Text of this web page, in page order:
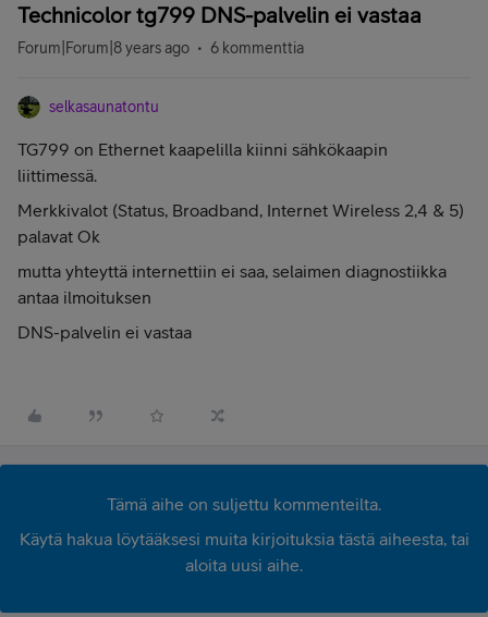
Technicolor tg799 DNS-palvelin ei vastaa
Forum|Forum|8 years ago 6 kommenttia
selkasaunatontu
TG799 on Ethernet kaapelilla kiinni sähkökaapin
liittimessä.
Merkkivalot (Status, Broadband, Internet Wireless 2,4 & 5)
palavat Ok
mutta yhteyttä internettiin ei saa, selaimen diagnostiikka
antaa ilmoituksen
DNS-palvelin ei vastaa
Tämä aihe on suljettu kommenteilta.
Käytä hakua löytääksesi muita kirjoituksia tästä aiheesta, tai
aloita uusi aihe.